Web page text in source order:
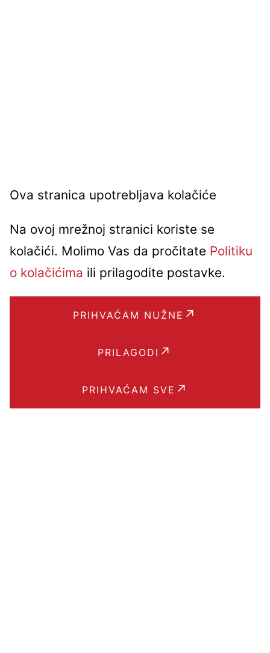
Ova stranica upotrebljava kolačiće
Na ovoj mrežnoj stranici koriste se
kolačići. Molimo Vas da pročitate Politiku
o kolačićima ili prilagodite postavke.
PRIHVAĆAM NUŽNE
PRILAGODI
PRIHVAĆAM SVE